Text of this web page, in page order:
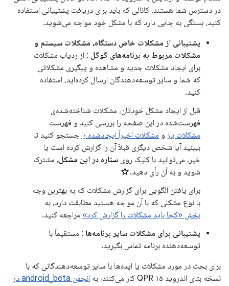
در دسترس شما هستند. کانالی که باید برای دریافت پشتیبانی استفاده
کنید، بستگی به جایی دارد که با مشکل خود مواجه می‌شوید.
پشتیبانی از مشکلات خاص دستگاه، مشکلات سیستم و
مشکلات مربوط به برنامه‌های گوگل : از ردیاب مشکلات
برای ایجاد مشکلات جدید و مشاهده و پیگیری مشکلاتی
که شما و سایر توسعه‌دهندگان ارسال کرده‌اید، استفاده
کنید.
قبل از ایجاد مشکل خودتان، مشکلات شناخته‌شده‌ی
فهرست‌شده در این صفحه را بررسی کنید و فهرست
مشکلات باز و مشکلات اخیراً ایجادشده را جستجو کنید تا
ببینید آیا شخص دیگری قبلاً آن را گزارش کرده است یا
خیر. می‌توانید با کلیک روی ستاره در این مشکل، مشترک
شوید و به آن رأی دهید.
برای یافتن الگویی برای گزارش مشکلات که به بهترین وجه
با نوع مشکلی که با آن مواجه هستید مطابقت دارد، به
بخش «کجا باید مشکلات را گزارش کرد» مراجعه کنید.
پشتیبانی برای مشکلات سایر برنامه‌ها : مستقیماً با
توسعه‌دهنده برنامه تماس بگیرید.
برای بحث در مورد مشکلات یا ایده‌ها با سایر توسعه‌دهندگانی که با
نسخه بتای اندروید ۱۵ QPR کار می‌کنند، به
انجمن android_beta در